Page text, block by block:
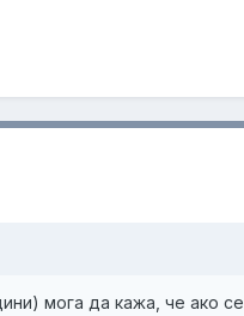
мога да кажа, че ако